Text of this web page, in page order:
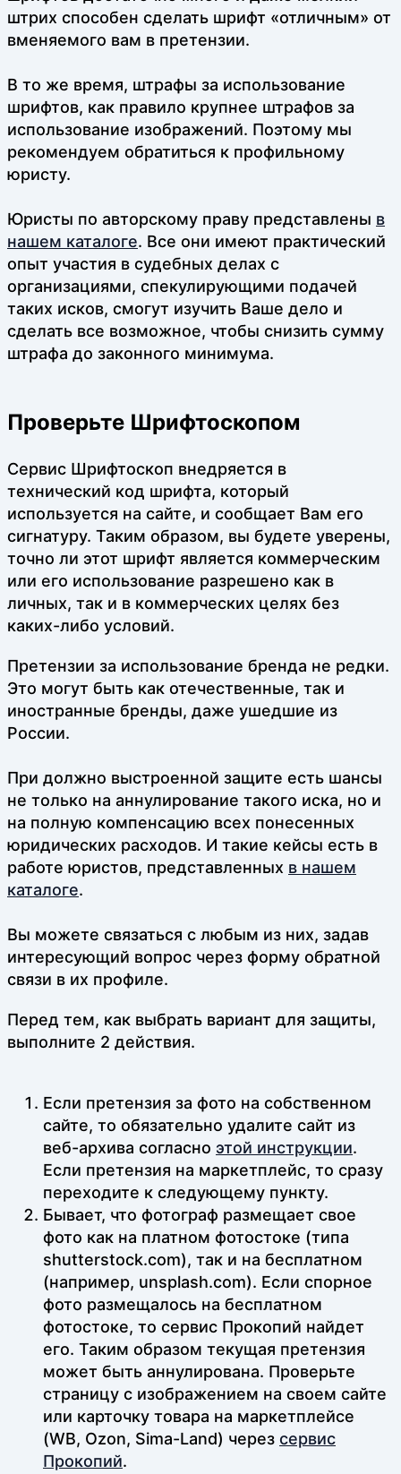
штрих способен сделать шрифт «отличным» от
вменяемого вам в претензии.
В то же время, штрафы за использование
шрифтов, как правило крупнее штрафов за
использование изображений. Поэтому мы
рекомендуем обратиться к профильному
юристу.
Юристы по авторскому праву представлены в
нашем каталоге. Все они имеют практический
опыт участия в судебных делах с
организациями, спекулирующими подачей
таких исков, смогут изучить Ваше дело и
сделать все возможное, чтобы снизить сумму
штрафа до законного минимума.
Проверьте Шрифтоскопом
Сервис Шрифтоскоп внедряется в
технический код шрифта, который
используется на сайте, и сообщает Вам его
сигнатуру. Таким образом, вы будете уверены,
точно ли этот шрифт является коммерческим
или его использование разрешено как в
личных, так и в коммерческих целях без
каких-либо условий.
Претензии за использование бренда не редки.
Это могут быть как отечественные, так и
иностранные бренды, даже ушедшие из
России.
При должно выстроенной защите есть шансы
не только на аннулирование такого иска, но и
на полную компенсацию всех понесенных
юридических расходов. И такие кейсы есть в
работе юристов, представленных в нашем
каталоге.
Вы можете связаться с любым из них, задав
интересующий вопрос через форму обратной
связи в их профиле.
Перед тем, как выбрать вариант для защиты,
выполните 2 действия.
Если претензия за фото на собственном
сайте, то обязательно удалите сайт из
веб-архива согласно этой инструкции.
Если претензия на маркетплейс, то сразу
переходите к следующему пункту.
Бывает, что фотограф размещает свое
фото как на платном фотостоке (типа
shutterstock.com), так и на бесплатном
(например, unsplash.com). Если спорное
фото размещалось на бесплатном
фотостоке, то сервис Прокопий найдет
его. Таким образом текущая претензия
может быть аннулирована. Проверьте
страницу с изображением на своем сайте
или карточку товара на маркетплейсе
(WB, Ozon, Sima-Land) через сервис
Прокопий.